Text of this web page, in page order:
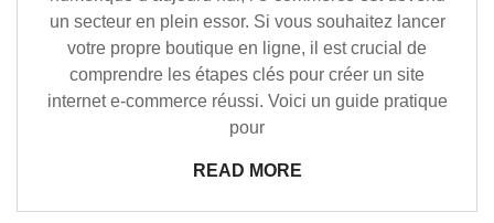
un secteur en plein essor. Si vous souhaitez lancer
votre propre boutique en ligne, il est crucial de
comprendre les étapes clés pour créer un site
internet e-commerce réussi. Voici un guide pratique
pour
READ MORE